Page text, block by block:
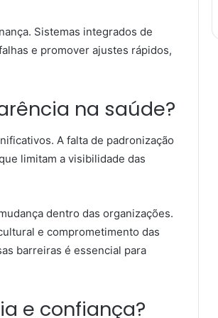
Sistemas integrados de
e promover ajustes rápidos,
na saúde?
A falta de padronização
limitam a visibilidade das
dentro das organizações.
e comprometimento das
barreiras é essencial para
e confiança?